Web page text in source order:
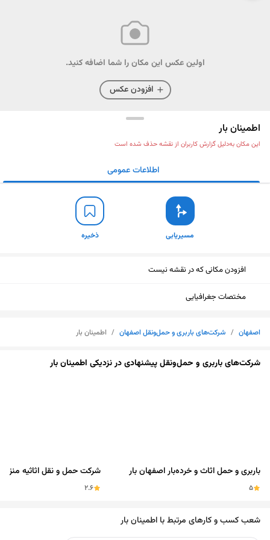
اولین عکس این مکان را شما اضافه کنید.
افزودن عکس
اطمینان بار
این مکان به‌دلیل گزارش کاربران از نقشه حذف شده است
ذخیره ارسال
اطلاعات عمومی
مسیریابی ذخیره
افزودن مکانی که در نقشه نیست
مختصات جغرافیایی
اصفهان / شرکت‌های باربری و حمل‌ونقل اصفهان / اطمینان بار
شرکت‌های باربری و حمل‌ونقل پیشنهادی در نزدیکی اطمینان بار
باربری و حمل اثاث و خرده‌بار اصفهان بار
5
شرکت حمل و نقل اثاثیه منزل
2.6
شعب کسب و کارهای مرتبط با اطمینان بار